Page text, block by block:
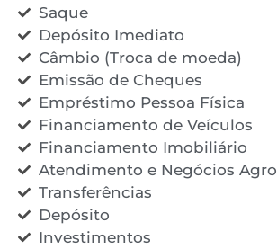
Saque
Depósito Imediato
Câmbio (Troca de moeda)
Emissão de Cheques
Empréstimo Pessoa Física
Financiamento de Veículos
Financiamento Imobiliário
Atendimento e Negócios Agro
Transferências
Depósito
Investimentos